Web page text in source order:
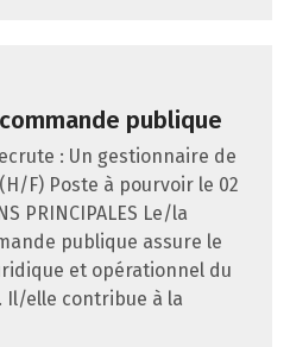
publique
: Un gestionnaire de
F) Poste à pourvoir le 02
PRINCIPALES Le/la
publique assure le
et opérationnel du
Il/elle contribue à la